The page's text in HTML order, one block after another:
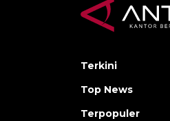
Terkini
Top News
Terpopuler